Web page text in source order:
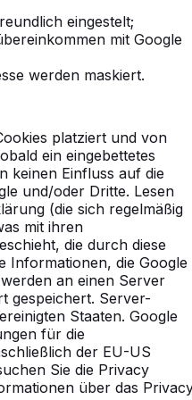
eingestelt;
mit Google
werden maskiert.
platziert und von
ein eingebettetes
keinen Einfluss auf die
und/oder Dritte. Lesen
(die sich regelmäßig
mit ihren
die durch diese
Informationen, die Google
an einen Server
gespeichert. Server-
Staaten. Google
für die
der EU-US
Sie die Privacy
über das
Kategorien
Tischtennistische
Fußvolleyball